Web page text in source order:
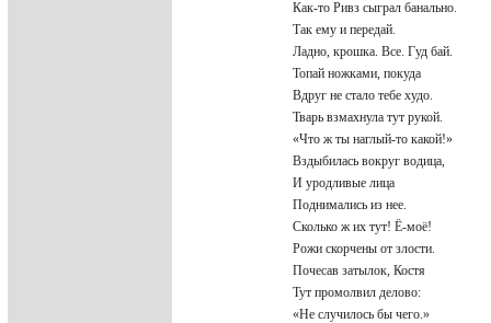
Как-то Ривз сыграл банально.
Так ему и передай.
Ладно, крошка. Все. Гуд бай.
Топай ножками, покуда
Вдруг не стало тебе худо.
Тварь взмахнула тут рукой.
«Что ж ты наглый-то какой!»
Вздыбилась вокруг водица,
И уродливые лица
Поднимались из нее.
Сколько ж их тут! Ё-моё!
Рожи скорчены от злости.
Почесав затылок, Костя
Тут промолвил делово:
«Не случилось бы чего.»